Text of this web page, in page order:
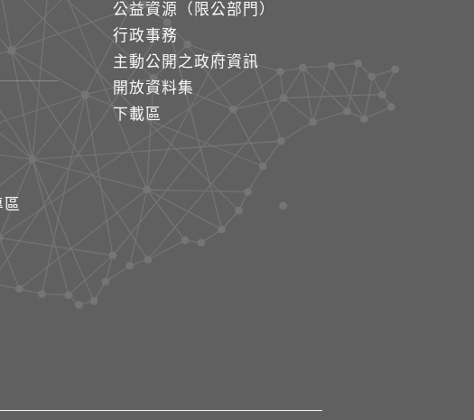
公益資源（限公部門）
行政事務
主動公開之政府資訊
開放資料集
下載區
區